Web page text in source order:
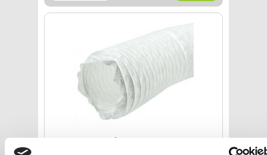
Flexslange Ø102 x 6000 mm hvid